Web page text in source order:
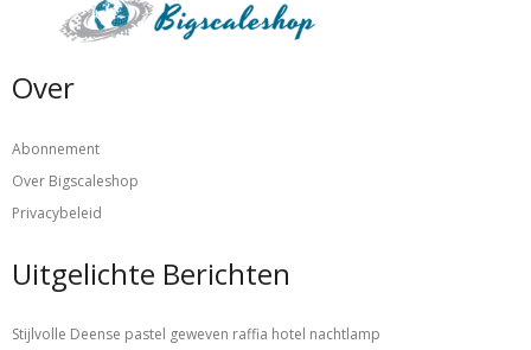
Over
Abonnement
Over Bigscaleshop
Privacybeleid
Uitgelichte Berichten
Stijlvolle Deense pastel geweven raffia hotel nachtlamp